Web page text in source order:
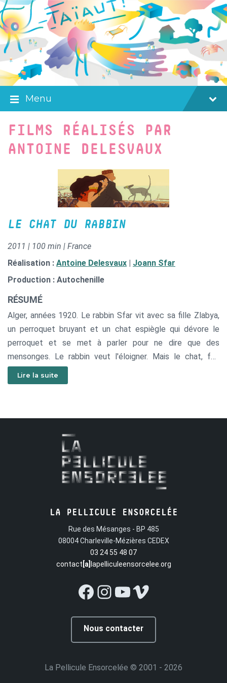
Skip
to
content
Skip
to
main
navigation
Skip
to
footer
Menu
FILMS RÉALISÉS PAR
ANTOINE DELESVAUX
LE CHAT DU RABBIN
2011 | 100 min | France
Réalisation : Antoine Delesvaux
Joann Sfar
Production : Autochenille
RÉSUMÉ
Alger, années 1920. Le rabbin Sfar vit avec sa fille Zlabya,
un perroquet bruyant et un chat espiègle qui dévore le
perroquet et se met à parler pour ne dire que des
mensonges. Le rabbin veut l'éloigner. Mais le chat, fou
amoureux de sa petite maîtresse, est prêt à tout pour
rester auprès d'elle... même à faire sa « bar mitsva » ! Le
doit se soumettre à une dictée en français. Pour l'aider, son
chat commet le sacrilège d'invoquer l'Eternel. Le rabbin
réussit mais le chat ne parle plus. On le traite de nouveau
comme un animal ordinaire. Son seul ami sera bientôt un
vivraient des Juifs noirs. Il parvient à convaincre le rabbin,
Lire la suite
LA PELLICULE ENSORCELÉE
Rue des Mésanges - BP 485
08004 Charleville-Mézières CEDEX
03 24 55 48 07
contact [a] lapelliculeensorcelee.org
Facebook
Instagram
YouTube
Vimeo
Nous contacter
La Pellicule Ensorcelée © 2001 - 2026